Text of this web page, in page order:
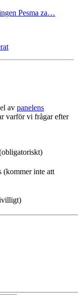
Pesma za…
av panelens
varför vi frågar efter
(kommer inte att